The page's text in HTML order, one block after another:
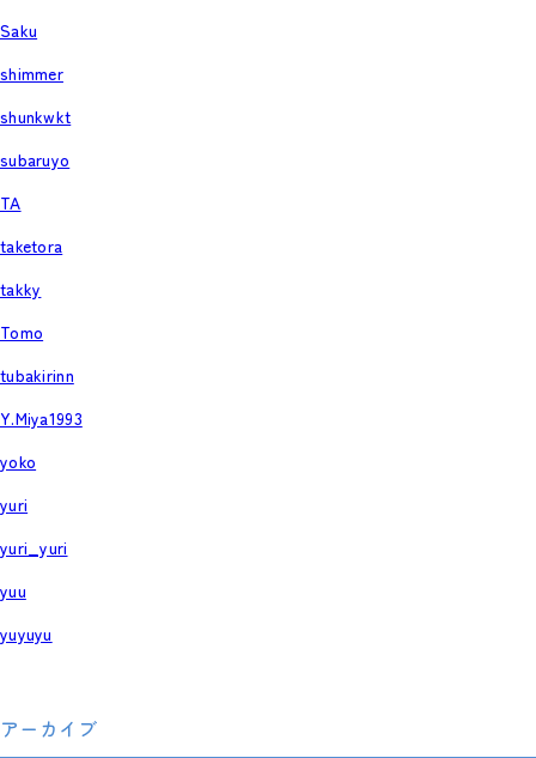
Saku
shimmer
shunkwkt
subaruyo
TA
taketora
takky
Tomo
tubakirinn
Y.Miya1993
yoko
yuri
yuri_yuri
yuu
yuyuyu
アーカイブ